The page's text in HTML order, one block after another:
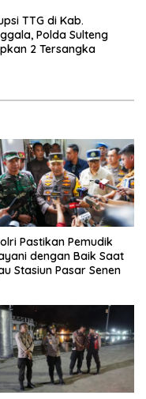
TTG di Kab.
Polda Sulteng
2 Tersangka
Pastikan Pemudik
dengan Baik Saat
Stasiun Pasar Senen